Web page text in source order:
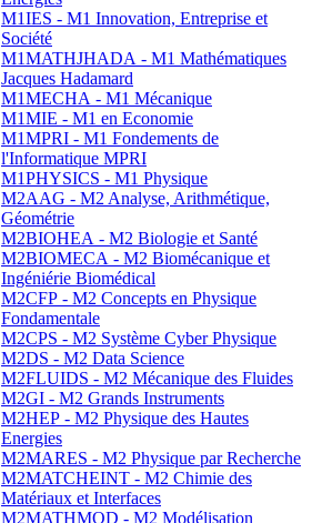
M1IES - M1 Innovation, Entreprise et
Société
M1MATHJHADA - M1 Mathématiques
Jacques Hadamard
M1MECHA - M1 Mécanique
M1MIE - M1 en Economie
M1MPRI - M1 Fondements de
l'Informatique MPRI
M1PHYSICS - M1 Physique
M2AAG - M2 Analyse, Arithmétique,
Géométrie
M2BIOHEA - M2 Biologie et Santé
M2BIOMECA - M2 Biomécanique et
Ingéniérie Biomédical
M2CFP - M2 Concepts en Physique
Fondamentale
M2CPS - M2 Système Cyber Physique
M2DS - M2 Data Science
M2FLUIDS - M2 Mécanique des Fluides
M2GI - M2 Grands Instruments
M2HEP - M2 Physique des Hautes
Energies
M2MARES - M2 Physique par Recherche
M2MATCHEINT - M2 Chimie des
Matériaux et Interfaces
M2MATHMOD - M2 Modélisation